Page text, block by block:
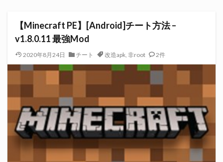
【Minecraft PE】[Android]チート方法 –
v1.8.0.11 最強Mod
2020年8月24日 チート 改造apk, 非root 2件